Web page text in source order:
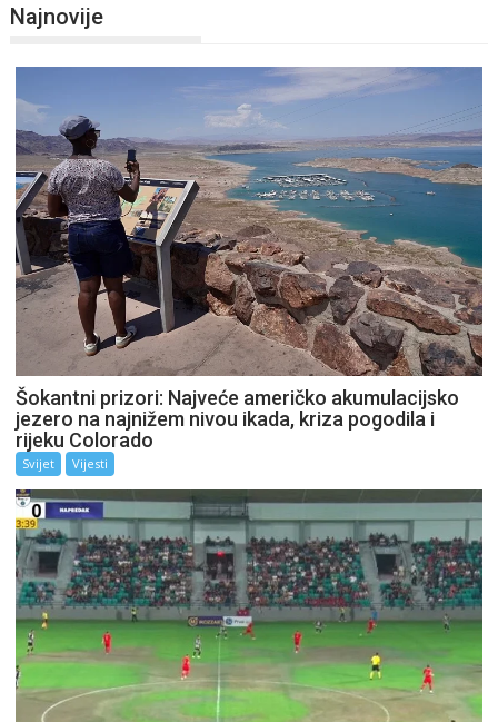
Najnovije
Šokantni prizori: Najveće američko akumulacijsko
jezero na najnižem nivou ikada, kriza pogodila i
rijeku Colorado
Svijet Vijesti